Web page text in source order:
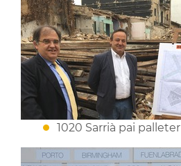
1020 Sarrià pai palleter